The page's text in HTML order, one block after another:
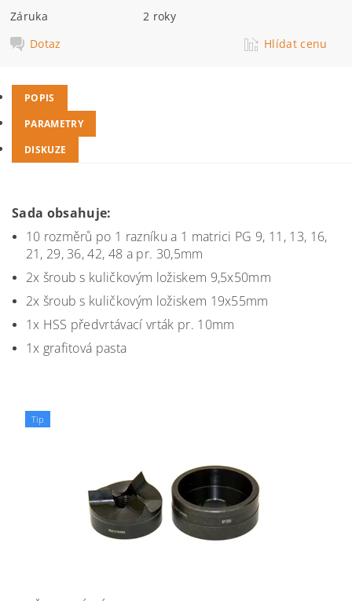
Záruka
2 roky
Dotaz
Hlídat cenu
POPIS
PARAMETRY
DISKUZE
Sada obsahuje:
10 rozměrů po 1 razníku a 1 matrici PG 9, 11, 13, 16,
21, 29, 36, 42, 48 a pr. 30,5mm
2x šroub s kuličkovým ložiskem 9,5x50mm
2x šroub s kuličkovým ložiskem 19x55mm
1x HSS předvrtávací vrták pr. 10mm
1x grafitová pasta
Tip